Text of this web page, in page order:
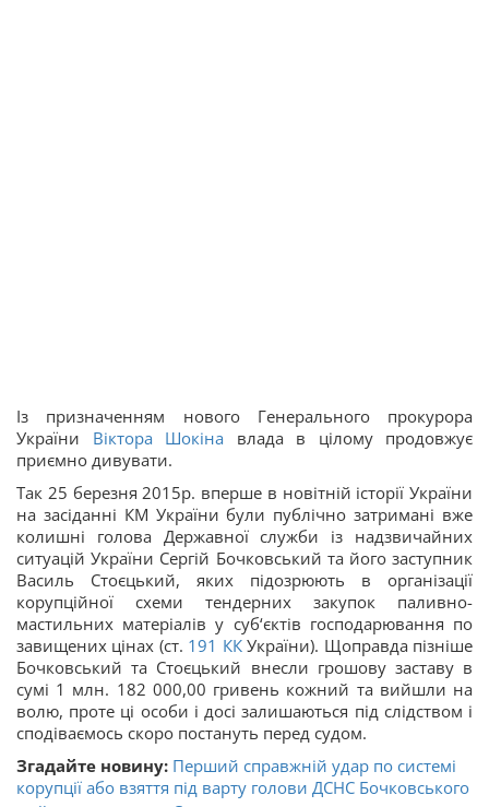
Із призначенням нового Генерального прокурора
України Віктора Шокіна влада в цілому продовжує
приємно дивувати.
Так 25 березня 2015р. вперше в новітній історії України
на засіданні КМ України були публічно затримані вже
колишні голова Державної служби із надзвичайних
ситуацій України Сергій Бочковський та його заступник
Василь Стоєцький, яких підозрюють в організації
корупційної схеми тендерних закупок паливно-
мастильних матеріалів у суб‘єктів господарювання по
завищених цінах (ст. 191 ККУкраїни). Щоправда пізніше
Бочковський та Стоєцький внесли грошову заставу в
сумі 1 млн. 182 000,00 гривень кожний та вийшли на
волю, проте ці особи і досі залишаються під слідством і
сподіваємось скоро постануть перед судом.
Згадайте новину: Перший справжній удар по системі
корупції або взяття під варту голови ДСНС Бочковського